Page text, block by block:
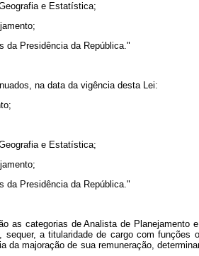
e Estatística;
da Presidência da República."
na data da vigência desta Lei:
e Estatística;
da Presidência da República."
as categorias de Analista de
a titularidade de cargo com
majoração de sua remuneração,